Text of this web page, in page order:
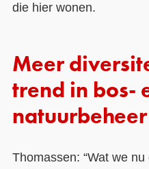
die hier wonen.
Meer
trend in bos-
natuurbeheer
Thomassen: “Wat we